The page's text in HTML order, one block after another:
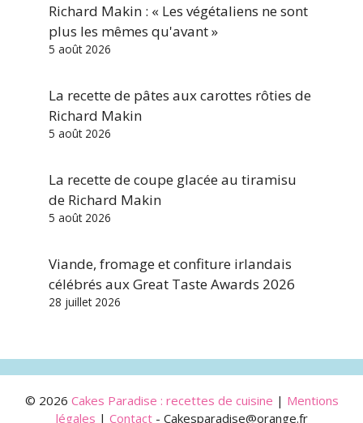
Richard Makin : « Les végétaliens ne sont
plus les mêmes qu'avant »
5 août 2026
La recette de pâtes aux carottes rôties de
Richard Makin
5 août 2026
La recette de coupe glacée au tiramisu
de Richard Makin
5 août 2026
Viande, fromage et confiture irlandais
célébrés aux Great Taste Awards 2026
28 juillet 2026
© 2026 Cakes Paradise : recettes de cuisine | Mentions
légales | Contact- Cakesparadise@orange.fr